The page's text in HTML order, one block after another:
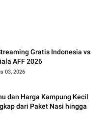
Gratis Indonesia vs
AFF 2026
03, 2026
dan Harga Kampung Kecil
dari Paket Nasi hingga